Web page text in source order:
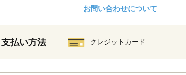
お問い合わせについて
支払い方法 クレジットカード